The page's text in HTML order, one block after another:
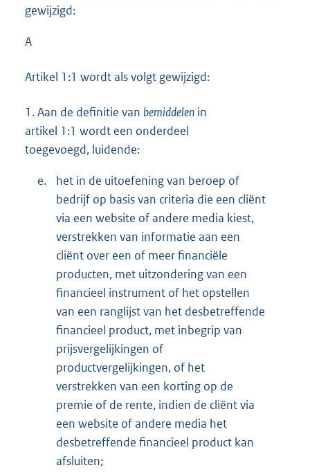
gewijzigd:
A
Artikel 1:1 wordt als volgt gewijzigd:
1.Aan de definitie van bemiddelen in
artikel 1:1 wordt een onderdeel
toegevoegd, luidende:
e.
het in de uitoefening van beroep of
bedrijf op basis van criteria die een cliënt
via een website of andere media kiest,
verstrekken van informatie aan een
cliënt over een of meer financiële
producten, met uitzondering van een
financieel instrument of het opstellen
van een ranglijst van het desbetreffende
financieel product, met inbegrip van
prijsvergelijkingen of
productvergelijkingen, of het
verstrekken van een korting op de
premie of de rente, indien de cliënt via
een website of andere media het
desbetreffende financieel product kan
afsluiten;